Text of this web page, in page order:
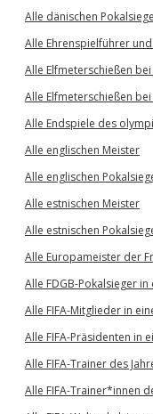
Alle dänischen
Alle Ehrenspielführer
Alle Elfmeterschießen bei
Alle Elfmeterschießen bei
Alle Endspiele des
Alle englischen Meister
Alle englischen
Alle estnischen Meister
Alle estnischen
Alle Europameister der
Alle FDGB-Pokalsieger in
Alle FIFA-Mitglieder in
Alle FIFA-Präsidenten in
Alle FIFA-Trainer des
Alle FIFA-Trainer*innen